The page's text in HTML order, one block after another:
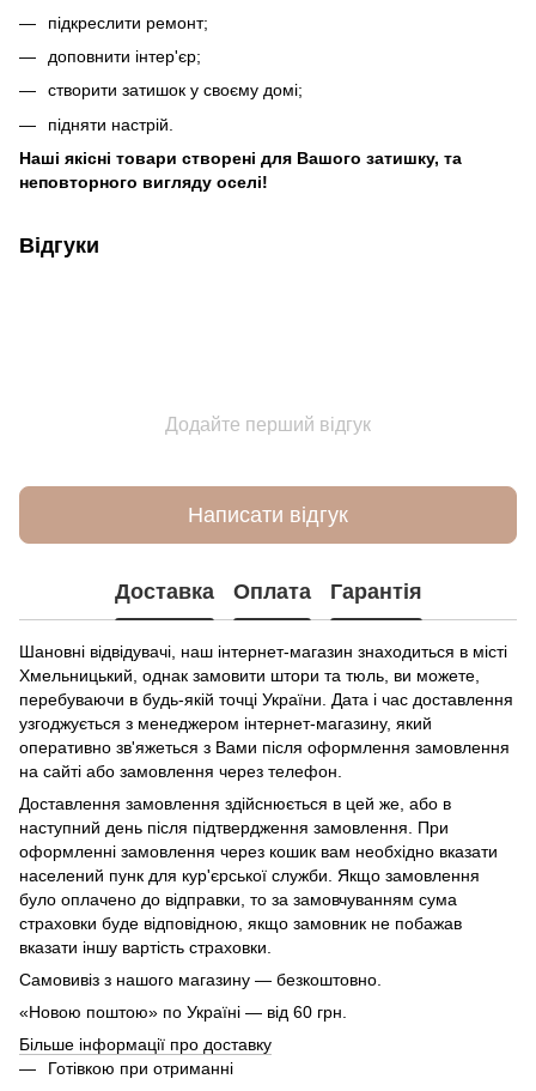
підкреслити ремонт;
доповнити інтер'єр;
створити затишок у своєму домі;
підняти настрій.
Наші якісні товари створені для Вашого затишку, та
неповторного вигляду оселі!
Відгуки
Додайте перший відгук
Написати відгук
Доставка Оплата Гарантія
Шановні відвідувачі, наш інтернет-магазин знаходиться в місті
Хмельницький, однак замовити штори та тюль, ви можете,
перебуваючи в будь-якій точці України. Дата і час доставлення
узгоджується з менеджером інтернет-магазину, який
оперативно зв'яжеться з Вами після оформлення замовлення
на сайті або замовлення через телефон.
Доставлення замовлення здійснюється в цей же, або в
наступний день після підтвердження замовлення. При
оформленні замовлення через кошик вам необхідно вказати
населений пунк для кур'єрської служби. Якщо замовлення
було оплачено до відправки, то за замовчуванням сума
страховки буде відповідною, якщо замовник не побажав
вказати іншу вартість страховки.
Самовивіз з нашого магазину — безкоштовно.
«Новою поштою» по Україні — від 60 грн.
Більше інформації про доставку
Готівкою при отриманні